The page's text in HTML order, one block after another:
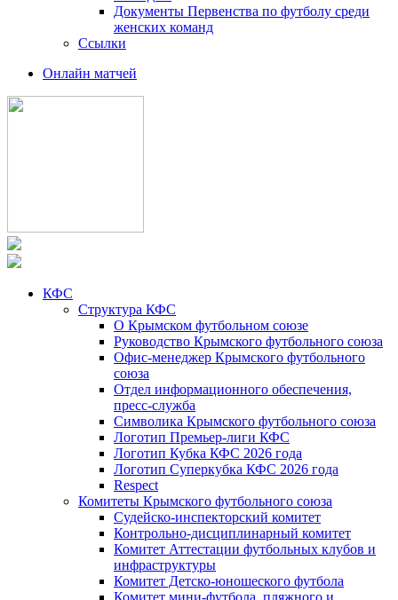
Документы Первенства по футболу среди
женских команд
Ссылки
Онлайн матчей
КФС
Структура КФС
О Крымском футбольном союзе
Руководство Крымского футбольного союза
Офис-менеджер Крымского футбольного
союза
Отдел информационного обеспечения,
пресс-служба
Символика Крымского футбольного союза
Логотип Премьер-лиги КФС
Логотип Кубка КФС 2026 года
Логотип Суперкубка КФС 2026 года
Respect
Комитеты Крымского футбольного союза
Судейско-инспекторский комитет
Контрольно-дисциплинарный комитет
Комитет Аттестации футбольных клубов и
инфраструктуры
Комитет Детско-юношеского футбола
Комитет мини-футбола, пляжного и